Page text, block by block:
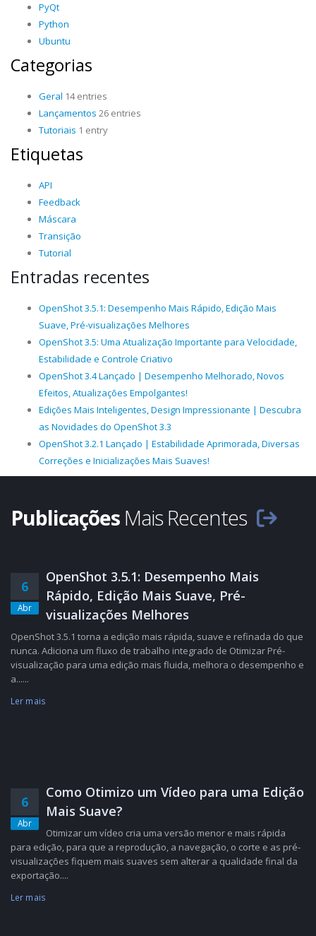
PyQt
Python
Ubuntu
Categorias
Geral 14 entries
Lançamentos 26 entries
Tutoriais 1 entry
Etiquetas
API
Feedback
Máscara
Transição
Tutorial
Entradas recentes
OpenShot 3.5.1: Desempenho Mais Rápido, Edição Mais
Suave, Pré-visualizações Melhores
OpenShot 3.5: Uma Atualização Importante para Velocidade,
Estabilidade e Controle Criativo
OpenShot 3.4 Lançado | Desempenho Melhorado, Novos
Efeitos, Atualizações Empolgantes!
Edições Mais Inteligentes, Design Impressionante | Descubra
as Novidades do OpenShot 3.3
OpenShot 3.2.1 Lançado | Estabilidade Aprimorada, Diversas
Correções e Inicializações Mais Suaves!
Publicações Mais Recentes
6
Abr
OpenShot 3.5.1: Desempenho Mais
Rápido, Edição Mais Suave, Pré-
visualizações Melhores
OpenShot 3.5.1 torna a edição mais rápida, suave e refinada do que
nunca. Adiciona um fluxo de trabalho integrado de Otimizar Pré-
visualização para uma edição mais fluida, melhora o desempenho e
a......
Ler mais
6
Abr
Como Otimizo um Vídeo para uma Edição
Mais Suave?
Otimizar um vídeo cria uma versão menor e mais rápida
para edição, para que a reprodução, a navegação, o corte e as pré-
visualizações fiquem mais suaves sem alterar a qualidade final da
exportação....
Ler mais